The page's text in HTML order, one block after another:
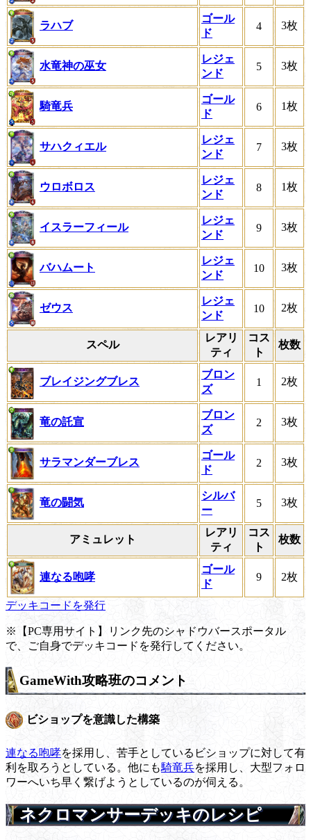
ラハブ
ゴール
ド
4 3枚
水竜神の巫女
レジェ
ンド
5 3枚
騎竜兵
ゴール
ド
6 1枚
サハクィエル
レジェ
ンド
7 3枚
ウロボロス
レジェ
ンド
8 1枚
イスラーフィール
レジェ
ンド
9 3枚
バハムート
レジェ
ンド
10 3枚
ゼウス
レジェ
ンド
10 2枚
スペル
レアリ
ティ
コス
ト
枚数
ブレイジングブレス
ブロン
ズ
1 2枚
竜の託宣
ブロン
ズ
2 3枚
サラマンダーブレス
ゴール
ド
2 3枚
竜の闘気
シルバ
ー
5 3枚
アミュレット
レアリ
ティ
コス
ト
枚数
連なる咆哮
ゴール
ド
9 2枚
デッキコードを発行
※【PC専用サイト】リンク先のシャドウバースポータル
で、ご自身でデッキコードを発行してください。
GameWith攻略班のコメント
ビショップを意識した構築
連なる咆哮を採用し、苦手としているビショップに対して有
利を取ろうとしている。他にも騎竜兵を採用し、大型フォロ
ワーへいち早く繋げようとしているのが伺える。
ネクロマンサーデッキのレシピ